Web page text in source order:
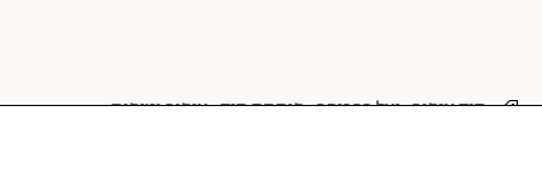
תיק איפור יעל בר זוהר פותחת תיק איפור וטיפוח